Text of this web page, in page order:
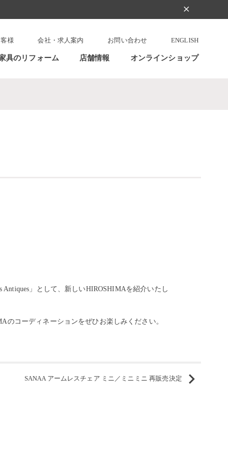
clear
具のリフォーム 店舗情報 オンラインショップ
様 会社・求人案内 お問い合わせ ENGLISH
」として、新しいHIROSHIMAを紹介いたし
のコーディネーションをぜひお楽しみください。
SANAA アームレスチェア ミニ／ミニミニ 再販売決定